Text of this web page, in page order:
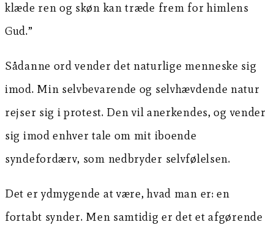
klæde ren og skøn kan træde frem for himlens
Gud.”
Sådanne ord vender det naturlige menneske sig
imod. Min selvbevarende og selvhævdende natur
rejser sig i protest. Den vil anerkendes, og vender
sig imod enhver tale om mit iboende
syndefordærv, som nedbryder selvfølelsen.
Det er ydmygende at være, hvad man er: en
fortabt synder. Men samtidig er det et afgørende